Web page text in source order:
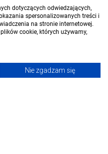
dotyczących odwiedzających,
spersonalizowanych treści i
na stronie internetowej.
cookie, których używamy,
Nie zgadzam się